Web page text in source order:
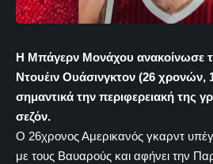
Η Μπάγερν Μονάχου ανακοίνωσε
Ντουέιν Ουάσινγκτον (26 χρονών,
σημαντικά την περιφερειακή της
σεζόν.
Ο 26χρονος Αμερικανός γκαρντ
με τους Βαυαρούς και αφήνει την